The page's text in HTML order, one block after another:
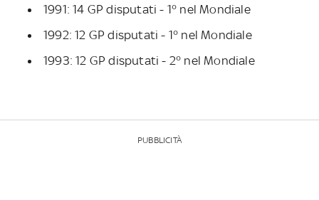
1991: 14 GP disputati - 1° nel Mondiale
1992: 12 GP disputati - 1° nel Mondiale
1993: 12 GP disputati - 2° nel Mondiale
PUBBLICITÀ